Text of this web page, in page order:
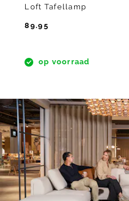
Loft Tafellamp
89.95
op voorraad